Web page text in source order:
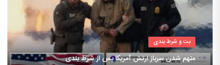
بت و شرط بندی
متهم شدن سرباز ارتش آمریکا پس از شرط بندی